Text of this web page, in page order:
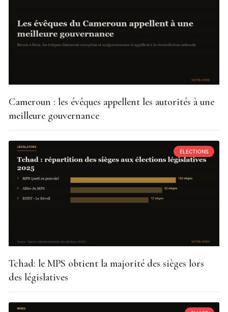
Cameroun : les évêques appellent les autorités à une
meilleure gouvernance
ÉLECTIONS
Tchad: le MPS obtient la majorité des sièges lors
des législatives